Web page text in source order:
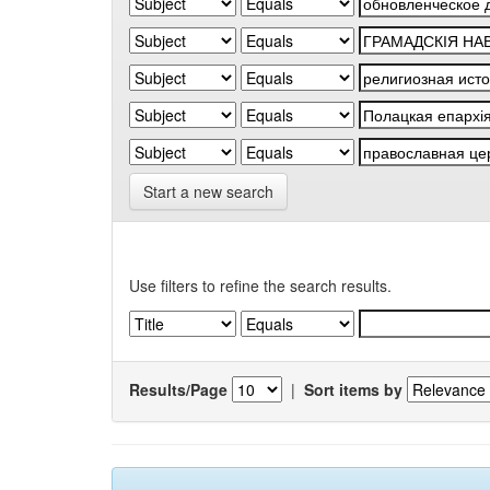
Start a new search
Use filters to refine the search results.
Results/Page | Sort items by